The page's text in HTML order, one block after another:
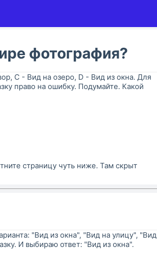
фотография?
C - Вид на озеро, D - Вид из окна. Для
право на ошибку. Подумайте. Какой
страницу чуть ниже. Там скрыт
"Вид из окна", "Вид на улицу", "Вид
И выбираю ответ: "Вид из окна".